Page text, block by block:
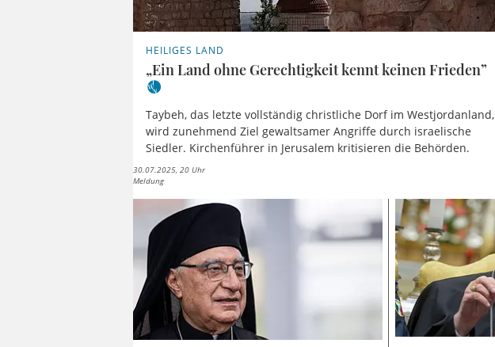
HEILIGES LAND
„Ein Land ohne Gerechtigkeit kennt keinen Frieden”
Taybeh, das letzte vollständig christliche Dorf im Westjordanland,
wird zunehmend Ziel gewaltsamer Angriffe durch israelische
Siedler. Kirchenführer in Jerusalem kritisieren die Behörden.
30.07.2025, 20 Uhr
Meldung